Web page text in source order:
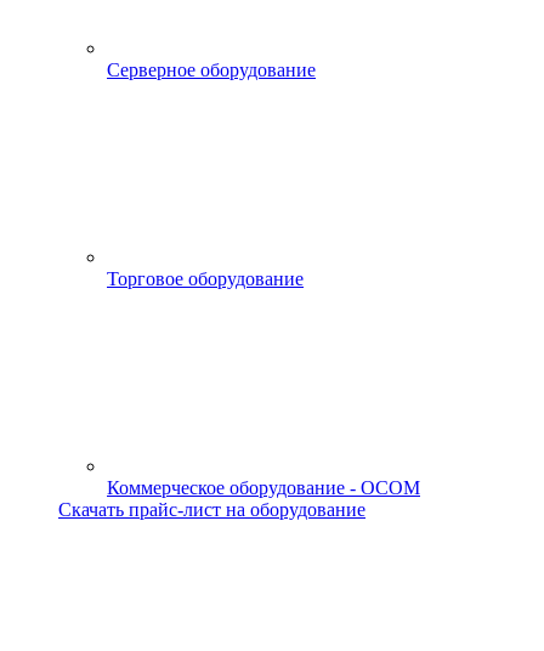
Серверное оборудование
Торговое оборудование
Коммерческое оборудование - OCOM
Скачать прайс-лист на оборудование